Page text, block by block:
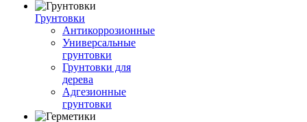
Грунтовки
Антикоррозионные
Универсальные
грунтовки
Грунтовки для
дерева
Адгезионные
грунтовки